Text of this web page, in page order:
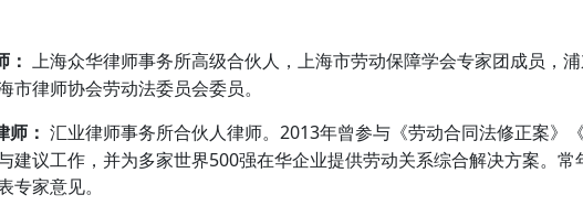
： 上海众华律师事务所高级合伙人，上海市劳动保障学会专家团成员，
市律师协会劳动法委员会委员。
师： 汇业律师事务所合伙人律师。2013年曾参与《劳动合同法修正案
建议工作，并为多家世界500强在华企业提供劳动关系综合解决方案。
专家意见。